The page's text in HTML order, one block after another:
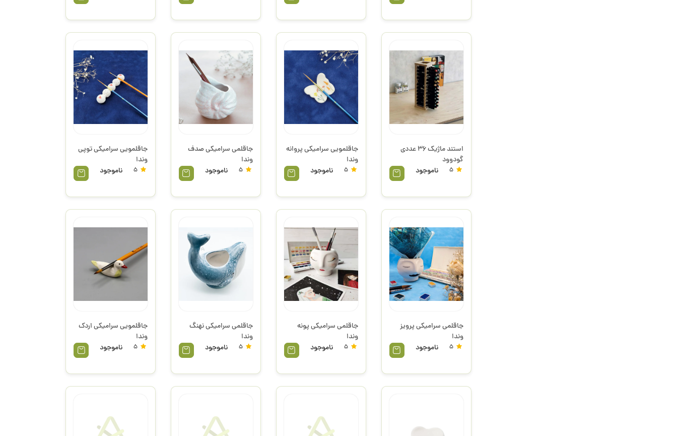
استند ماژیک 36 عددی
گودوود
5 ناموجود
جاقلمویی سرامیکی پروانه
وندا
5 ناموجود
جاقلمی سرامیکی صدف
وندا
5 ناموجود
جاقلمویی سرامیکی توپی
وندا
ناموجود
جاقلمی سرامیکی پرویز
وندا
5 ناموجود
جاقلمی سرامیکی پونه
وندا
5 ناموجود
جاقلمی سرامیکی نهنگ
وندا
5 ناموجود
جاقلمویی سرامیکی اردک
وندا
ناموجود